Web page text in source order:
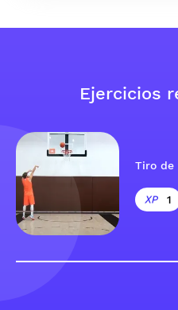
Ejercicios
Tiro de
1